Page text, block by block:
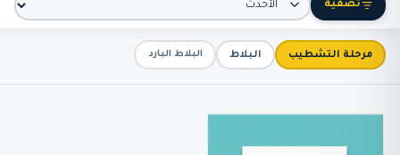
تصفية
مرحلة التشطيب البلاط البلاط البارد